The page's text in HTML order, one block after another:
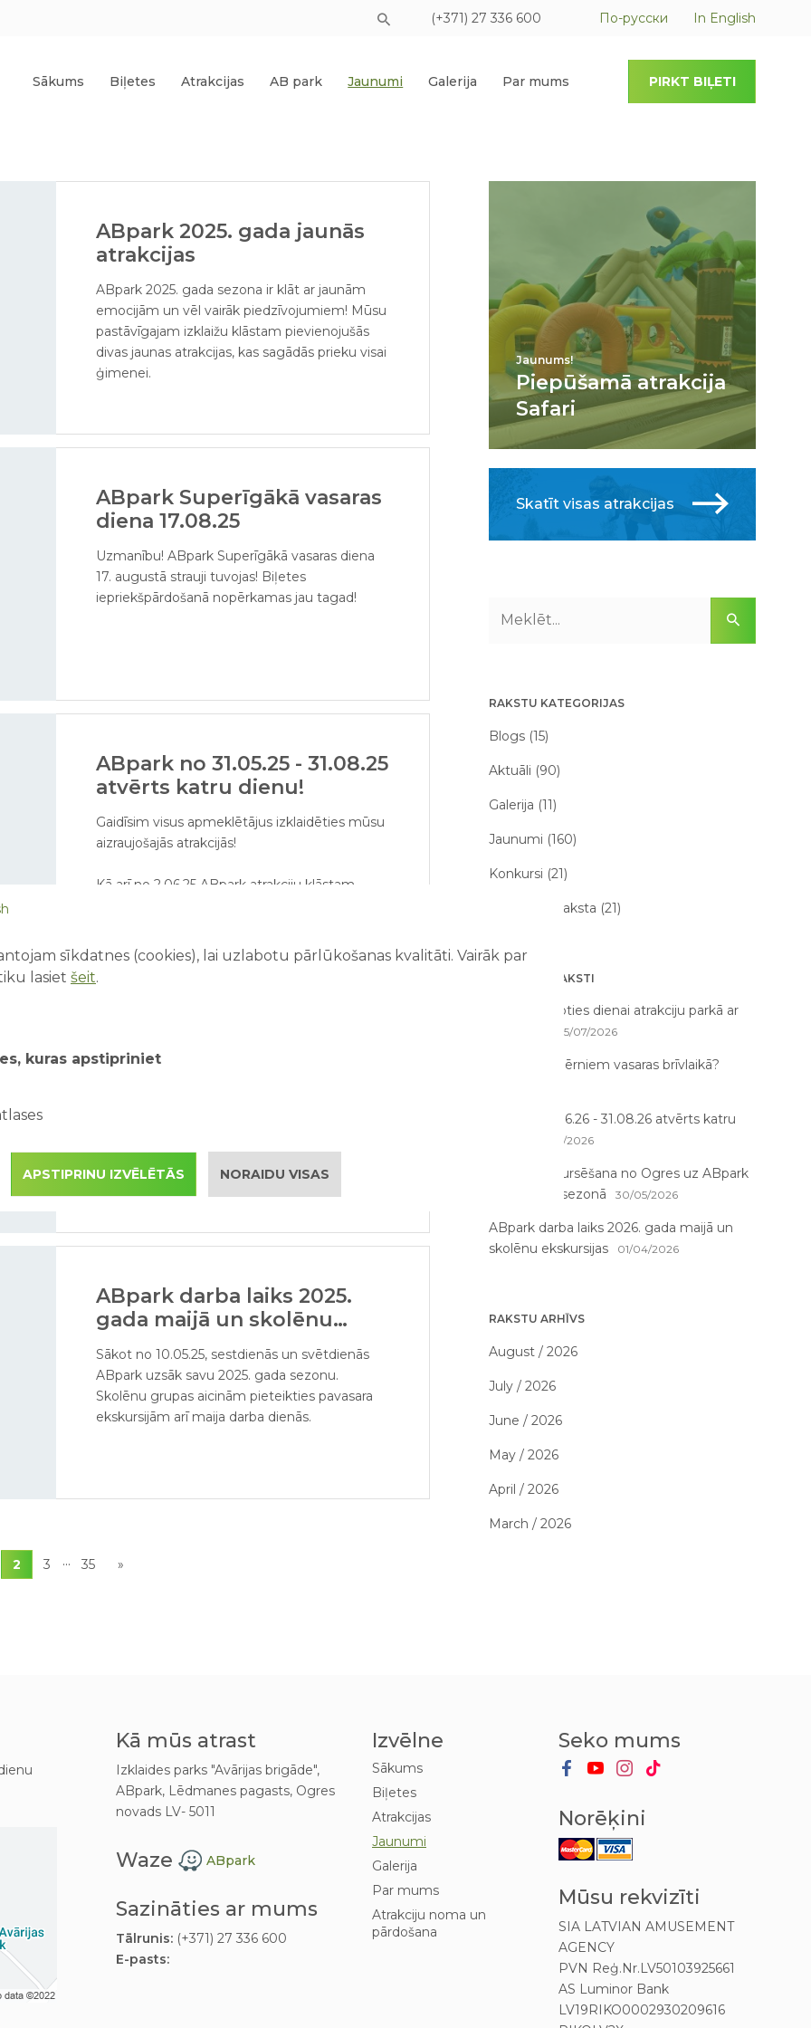
(+371) 27 336 600 По-русски In English
Sākums Biļetes Atrakcijas AB park Jaunumi Galerija Par mums PIRKT BIĻETI
ABpark 2025. gada jaunās
atrakcijas
ABpark 2025. gada sezona ir klāt ar jaunām
emocijām un vēl vairāk piedzīvojumiem! Mūsu
pastāvīgajam izklaižu klāstam pievienojušās
divas jaunas atrakcijas, kas sagādās prieku visai
ģimenei.
ABpark Superīgākā vasaras
diena 17.08.25
Uzmanību! ABpark Superīgākā vasaras diena
17. augustā strauji tuvojas! Biļetes
iepriekšpārdošanā nopērkamas jau tagad!
ABpark no 31.05.25 - 31.08.25
atvērts katru dienu!
Gaidīsim visus apmeklētājus izklaidēties mūsu
aizraujošajās atrakcijās!
Kā arī no 2.06.25 ABpark atrakciju klāstam
lielgabalu laukums!
Ogres uz ABpark 2025.
būs iespējams nokļūt ar autobusu.
ABpark darba laiks 2025.
gada maijā un skolēnu
ekskursijas
Sākot no 10.05.25, sestdienās un svētdienās
ABpark uzsāk savu 2025. gada sezonu.
Skolēnu grupas aicinām pieteikties pavasara
ekskursijām arī maija darba dienās.
2 3 ... 35 »
Jaunums!
Piepūšamā atrakcija
Safari
Skatīt visas atrakcijas
RAKSTU KATEGORIJAS
Blogs (15)
Aktuāli (90)
Galerija (11)
Jaunumi (160)
Konkursi (21)
Par mums raksta (21)
JAUNĀKIE RAKSTI
Kā sagatavoties dienai atrakciju parkā ar
25/07/2026
Ko darīt ar bērniem vasaras brīvlaikā?
ABpark 01.06.26 - 31.08.26 atvērts katru
31/05/2026
Autobusu kursēšana no Ogres uz ABpark
2026. gada sezonā
30/05/2026
ABpark darba laiks 2026. gada maijā un
skolēnu ekskursijas
01/04/2026
RAKSTU ARHĪVS
August / 2026
July / 2026
June / 2026
May / 2026
April / 2026
March / 2026
Kā mūs atrast
Izklaides parks "Avārijas brigāde",
ABpark, Lēdmanes pagasts, Ogres
novads LV- 5011
Waze ABpark
Sazināties ar mums
Tālrunis:(+371) 27 336 600
E-pasts:
Izvēlne
Sākums
Biļetes
Atrakcijas
Jaunumi
Galerija
Par mums
Atrakciju noma un
pārdošana
Seko mums
Norēķini
Mūsu rekvizīti
SIA LATVIAN AMUSEMENT
AGENCY
PVN Reģ.Nr.LV50103925661
AS Luminor Bank
LV19RIKO0002930209616
sīkdatnes (cookies), lai uzlabotu pārlūkošanas kvalitāti. Vairāk par
lasiet šeit.
kuras apstipriniet
APSTIPRINU IZVĒLĒTĀS NORAIDU VISAS